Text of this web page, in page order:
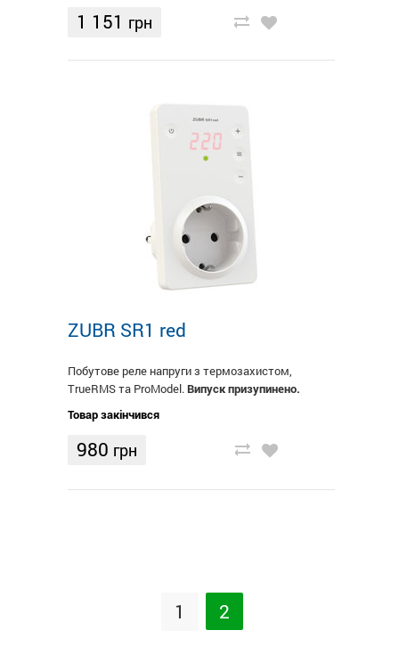
1 151 грн
ZUBR SR1 red
Побутове реле напруги з термозахистом,
TruеRMS та ProModel.Випуск призупинено.
Товар закінчився
980 грн
1 2